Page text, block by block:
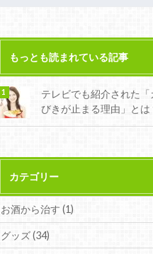
もっとも読まれている記事
テレビでも紹介された
びきが止まる理由」とは
カテゴリー
お酒から治す(1)
グッズ(34)